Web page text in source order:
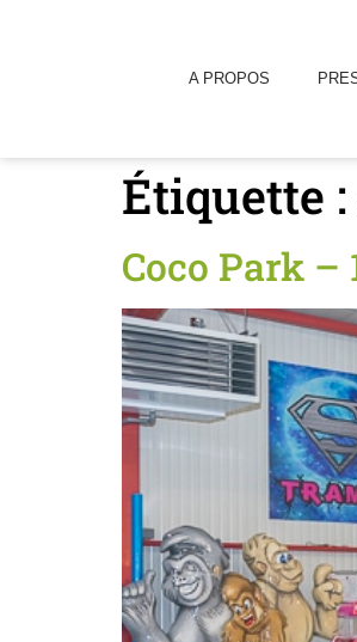
A PROPOS
Étiquette :
Coco Park –